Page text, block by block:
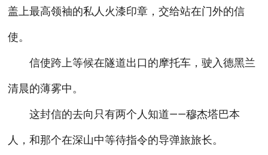
盖上最高领袖的私人火漆印章，交给站在门外的信
使。
信使跨上等候在隧道出口的摩托车，驶入德黑兰
清晨的薄雾中。
这封信的去向只有两个人知道——穆杰塔巴本
人，和那个在深山中等待指令的导弹旅旅长。